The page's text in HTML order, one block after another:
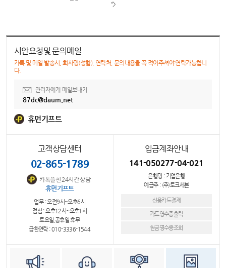
">
시안요청및 문의메일
카톡 및 메일 발송시, 회사명(성함), 연락처, 문의내용을 꼭 적어주셔야 연락가능합니
다.
관리자에게 메일보내기
87dc@daum.net
휴먼기프트
고객상담센터
02-865-1789
카톡플친 24시간 상담
휴먼기프트
업무 : 오전9시~오후6시
점심 : 오후12시~오후1시
토요일,공휴일 휴무
급한연락 : 010-3336-1544
입금계좌안내
141-050277-04-021
은행명 : 기업은행
예금주 : (주)토크세븐
신용카드결제
카드영수증출력
현금영수증조회